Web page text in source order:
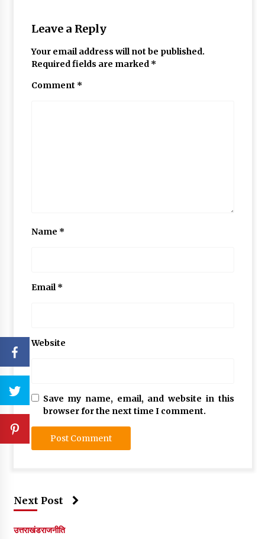
Thought Of The Day 9 May
May 9, 2022
Leave a Reply
Your email address will not be published.
Required fields are marked *
Comment *
Name *
Email*
Website
Save my name, email, and website in this
browser for the next time I comment.
Next Post
उत्तराखंडराजनीति